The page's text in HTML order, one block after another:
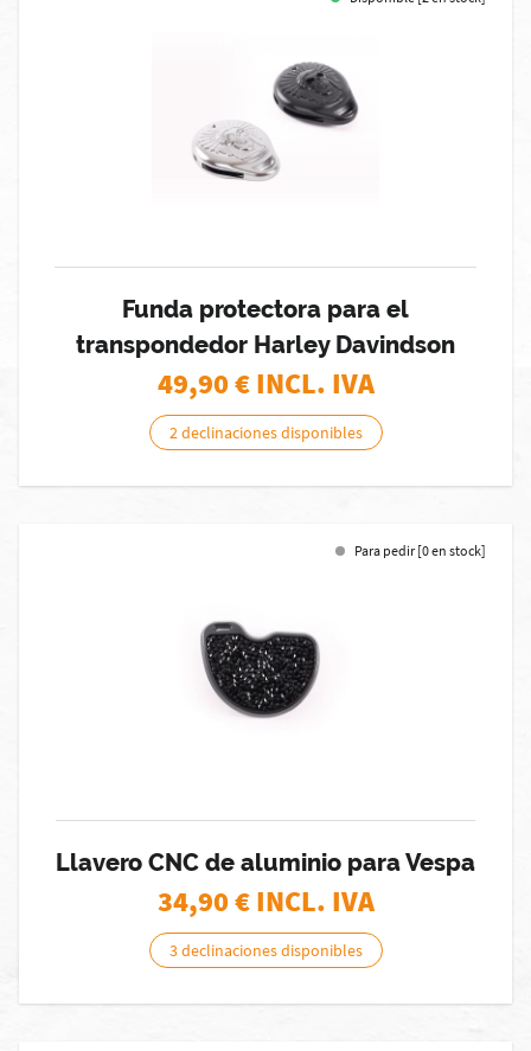
Funda protectora para el
transpondedor Harley Davindson
49,90€ INCL. IVA
2 declinaciones disponibles
Para pedir [0 en stock]
Llavero CNC de aluminio para Vespa
34,90€ INCL. IVA
3 declinaciones disponibles